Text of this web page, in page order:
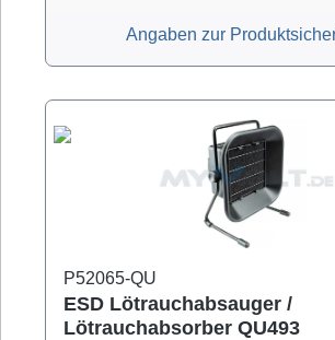
Angaben zur
P52065-QU
ESD Lötrauchabsauger /
Lötrauchabsorber QU493